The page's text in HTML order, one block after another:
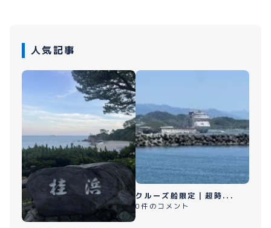
人気記事
クルーズ船限定｜超時...
0件のコメント